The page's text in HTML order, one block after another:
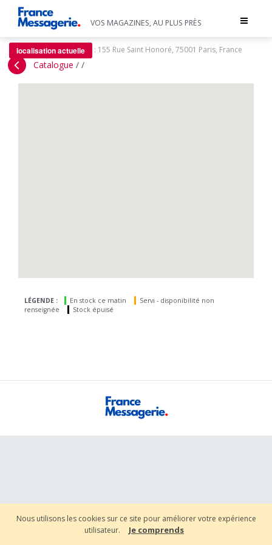
Nous utilisons les cookies sur ce site pour améliorer votre expérience
utilisateur.
Je comprends
Toggle
VOS MAGAZINES, AU PLUS PRÈS
localisation actuelle : 155 Rue Saint Honoré, 75001 Paris, France
Catalogue / /
LÉGENDE : En stock ce matin
Servi - disponibilité non
renseignée
Stock épuisé